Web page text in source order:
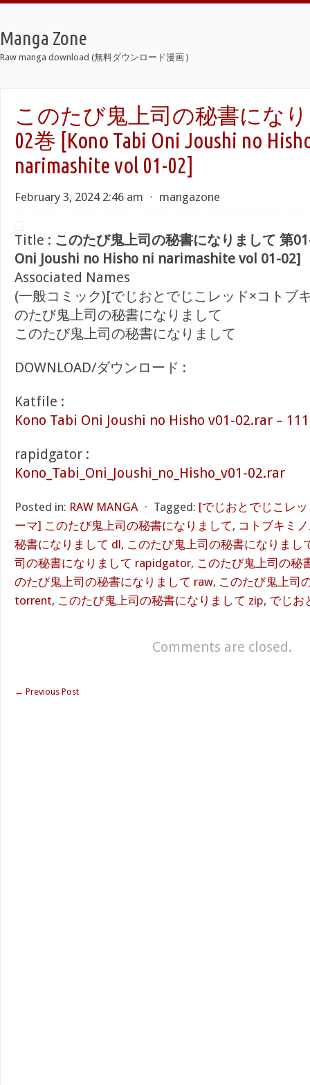
Manga Zone
Raw manga download (無料ダウンロード漫画 )
このたび鬼上司の秘書になり
02巻 [Kono Tabi Oni Joushi no
narimashite vol 01-02]
February 3, 2024 2:46 am ⋅ mangazone
Title : このたび鬼上司の秘書になりまして 第
Oni Joushi no Hisho ni narimashite vol 01-02]
Associated Names
(一般コミック)[でじおとでじこレッド×コトブ
のたび鬼上司の秘書になりまして
このたび鬼上司の秘書になりまして
DOWNLOAD/ダウンロード :
Katfile :
Kono Tabi Oni Joushi no Hisho v01-02.rar –
rapidgator :
Kono_Tabi_Oni_Joushi_no_Hisho_v01-02.rar
Posted in: RAW MANGA ⋅ Tagged: [でじおとでじこレ
ーマ] このたび鬼上司の秘書になりまして, コトブキミ
秘書になりまして dl, このたび鬼上司の秘書になりまし
司の秘書になりまして rapidgator, このたび鬼上司の秘
のたび鬼上司の秘書になりまして raw, このたび鬼上司
torrent, このたび鬼上司の秘書になりまして zip, でじお
Comments are closed.
← Previous Post